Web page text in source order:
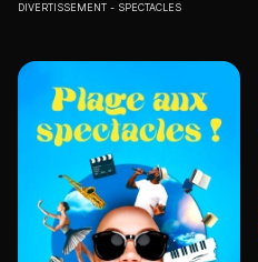
DIVERTISSEMENT SPECTACLES